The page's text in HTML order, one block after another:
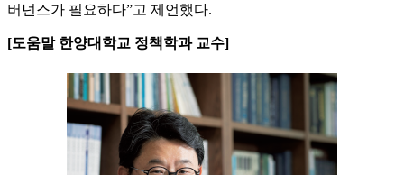
버넌스가 필요하다”고 제언했다.
[도움말 한양대학교 정책학과 교수]